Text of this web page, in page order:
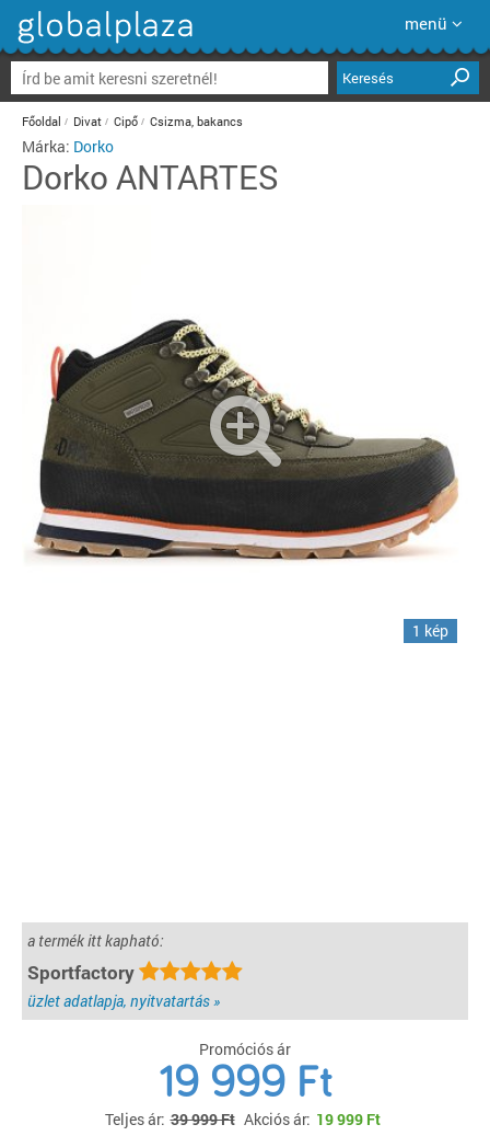
menü
Keresés
Főoldal Divat Cipő Csizma, bakancs
Márka: Dorko
Dorko ANTARTES
1 kép
a termék itt kapható:
Sportfactory
üzlet adatlapja, nyitvatartás »
Promóciós ár
19 999 Ft
Teljes ár: 39 999 Ft Akciós ár: 19 999 Ft